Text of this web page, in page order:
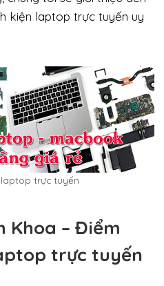
kiện laptop trực tuyến uy
laptop trực tuyến
Khoa – Điểm
trực tuyến